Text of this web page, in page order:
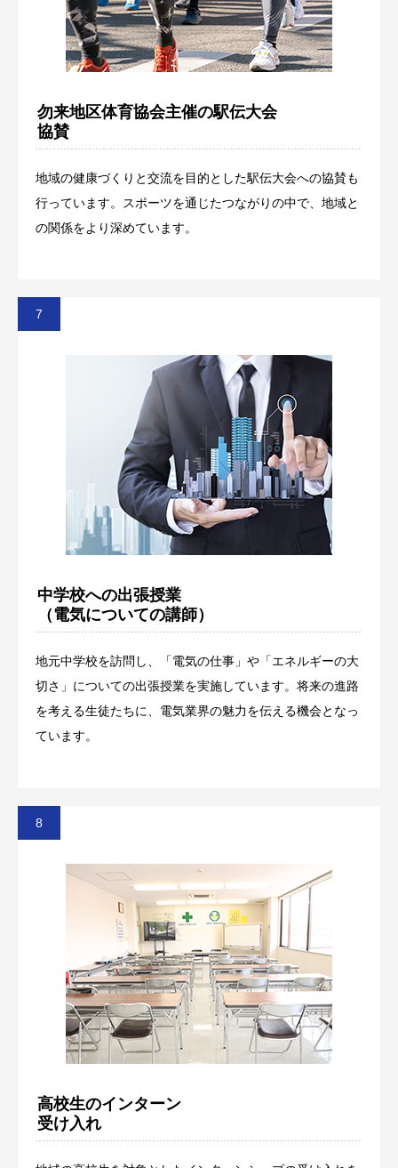
勿来地区体育協会主催の駅伝大会
協賛
地域の健康づくりと交流を目的とした駅伝大会への協賛も
行っています。スポーツを通じたつながりの中で、地域と
の関係をより深めています。
中学校への出張授業
（電気についての講師）
地元中学校を訪問し、「電気の仕事」や「エネルギーの大
切さ」についての出張授業を実施しています。将来の進路
を考える生徒たちに、電気業界の魅力を伝える機会となっ
ています。
高校生のインターン
受け入れ